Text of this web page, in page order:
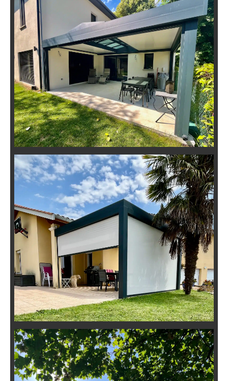
Pergola Toiture Fixe Évolutive en
Véranda
Installation d’une Pergola
Bioclimatique Adossée à Millery